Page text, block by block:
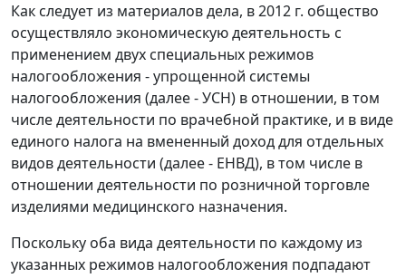
Как следует из материалов дела, в 2012 г. общество
осуществляло экономическую деятельность с
применением двух специальных режимов
налогообложения - упрощенной системы
налогообложения (далее - УСН) в отношении, в том
числе деятельности по врачебной практике, и в виде
единого налога на вмененный доход для отдельных
видов деятельности (далее - ЕНВД), в том числе в
отношении деятельности по розничной торговле
изделиями медицинского назначения.
Поскольку оба вида деятельности по каждому из
указанных режимов налогообложения подпадают